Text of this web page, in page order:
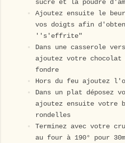
sucre et la poudre
Ajoutez ensuite le
vos doigts afin
''s'effrite"
Dans une casserole
ajoutez votre
fondre
Hors du feu ajoutez
Dans un plat déposez
ajoutez ensuite votre
rondelles
Terminez avec votre
au four à 190° pour